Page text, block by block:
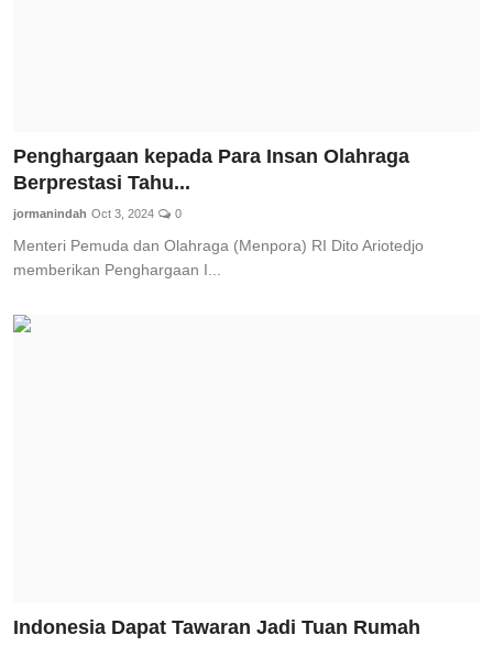
Penghargaan kepada Para Insan Olahraga
Berprestasi Tahu...
jormanindah Oct 3, 2024 0
Menteri Pemuda dan Olahraga (Menpora) RI Dito Ariotedjo
memberikan Penghargaan I...
Indonesia Dapat Tawaran Jadi Tuan Rumah